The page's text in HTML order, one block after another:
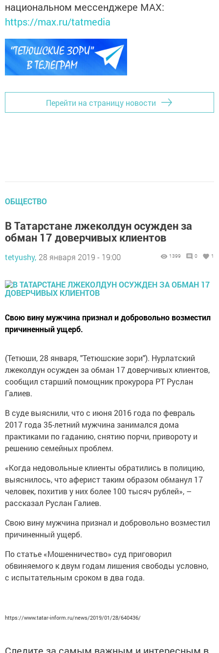
национальном мессенджере MАХ:
https://max.ru/tatmedia
Перейти на страницу новости
ОБЩЕСТВО
В Татарстане лжеколдун осужден за
обман 17 доверчивых клиентов
tetyushy, 28 января 2019 - 19:00 1399 0 1
Свою вину мужчина признал и добровольно возместил
причиненный ущерб.
(Тетюши, 28 января, "Тетюшские зори"). Нурлатский
лжеколдун осужден за обман 17 доверчивых клиентов,
сообщил старший помощник прокурора РТ Руслан
Галиев.
В суде выяснили, что с июня 2016 года по февраль
2017 года 35-летний мужчина занимался дома
практиками по гаданию, снятию порчи, привороту и
решению семейных проблем.
«Когда недовольные клиенты обратились в полицию,
выяснилось, что аферист таким образом обманул 17
человек, похитив у них более 100 тысяч рублей», –
рассказал Руслан Галиев.
Свою вину мужчина признал и добровольно возместил
причиненный ущерб.
По статье «Мошенничество» суд приговорил
обвиняемого к двум годам лишения свободы условно,
с испытательным сроком в два года.
https://www.tatar-inform.ru/news/2019/01/28/640436/